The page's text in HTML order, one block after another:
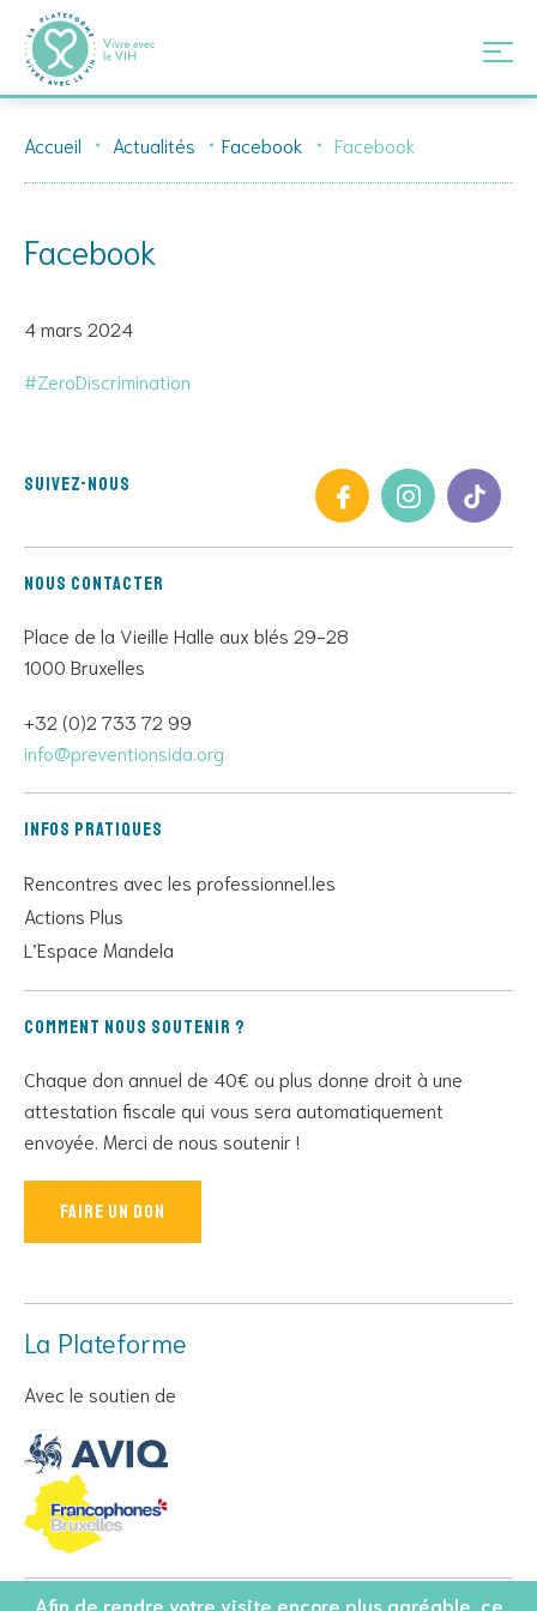
Accueil Actualités Facebook Facebook
Facebook
4 mars 2024
#ZeroDiscrimination
Suivez-nous
Nous contacter
Place de la Vieille Halle aux blés 29-28
1000 Bruxelles
+32 (0)2 733 72 99
info@preventionsida.org
Infos pratiques
Rencontres avec les professionnel.les
Actions Plus
L’Espace Mandela
Comment nous soutenir ?
Chaque don annuel de 40€ ou plus donne droit à une
attestation fiscale qui vous sera automatiquement
envoyée. Merci de nous soutenir !
Faire un don
La Plateforme
Avec le soutien de
Afin de rendre votre visite encore plus agréable, ce